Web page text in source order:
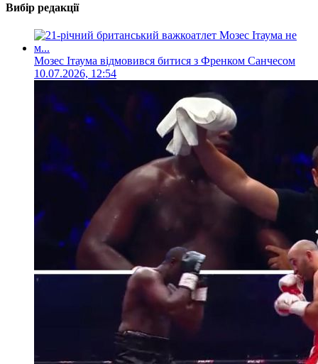
Вибір редакції
Мозес Ітаума відмовився битися з Френком Санчесом
10.07.2026, 12:54